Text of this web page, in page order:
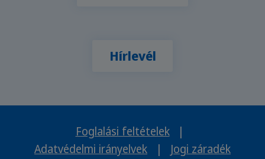
Hírlevél
Foglalási feltételek
|
Adatvédelmi irányelvek
| Jogi záradék